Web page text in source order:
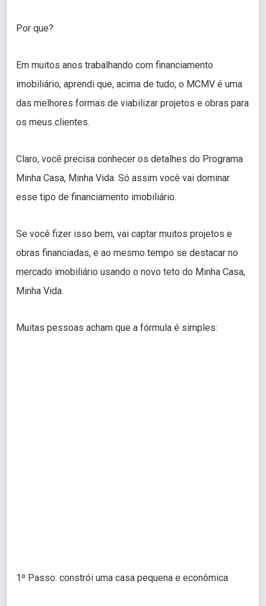
Por que?
Em muitos anos trabalhando com financiamento
imobiliário, aprendi que, acima de tudo, o MCMV é uma
das melhores formas de viabilizar projetos e obras para
os meus clientes.
Claro, você precisa conhecer os detalhes do Programa
Minha Casa, Minha Vida. Só assim você vai dominar
esse tipo de financiamento imobiliário.
Se você fizer isso bem, vai captar muitos projetos e
obras financiadas, e ao mesmo tempo se destacar no
mercado imobiliário usando o novo teto do Minha Casa,
Minha Vida.
Muitas pessoas acham que a fórmula é simples:
1º Passo: constrói uma casa pequena e econômica